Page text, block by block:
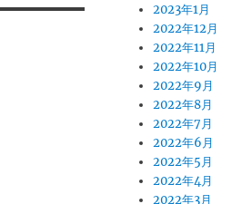
2023年1月
2022年12月
2022年11月
2022年10月
2022年9月
2022年8月
2022年7月
2022年6月
2022年5月
2022年4月
2022年3月